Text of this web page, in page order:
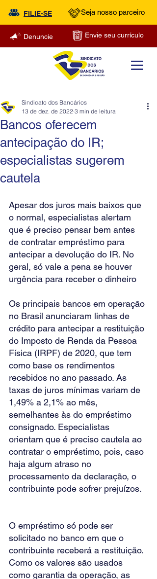
FILIE-SE Seja nosso parceiro
Denuncie Envie seu currículo
Bancos oferecem
antecipação do IR;
especialistas sugerem
cautela
Sindicato dos Bancários
13 de dez. de 2022 3 min de leitura
Apesar dos juros mais baixos que
o normal, especialistas alertam
que é preciso pensar bem antes
de contratar empréstimo para
antecipar a devolução do IR. No
geral, só vale a pena se houver
urgência para receber o dinheiro
Os principais bancos em operação
no Brasil anunciaram linhas de
crédito para antecipar a restituição
do Imposto de Renda da Pessoa
Física (IRPF) de 2020, que tem
como base os rendimentos
recebidos no ano passado. As
taxas de juros mínimas variam de
1,49% a 2,1% ao mês,
semelhantes às do empréstimo
consignado. Especialistas
orientam que é preciso cautela ao
contratar o empréstimo, pois, caso
haja algum atraso no
processamento da declaração, o
contribuinte pode sofrer prejuízos.
O empréstimo só pode ser
solicitado no banco em que o
contribuinte receberá a restituição.
Como os valores são usados
como garantia da operação, as